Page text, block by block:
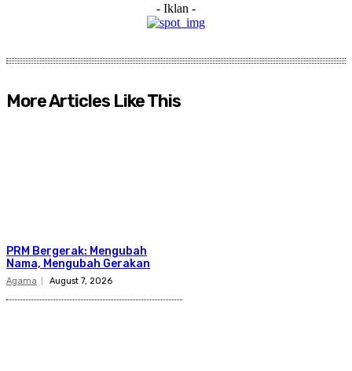
- Iklan -
More Articles Like This
PRM Bergerak: Mengubah
Nama, Mengubah Gerakan
Agama August 7, 2026